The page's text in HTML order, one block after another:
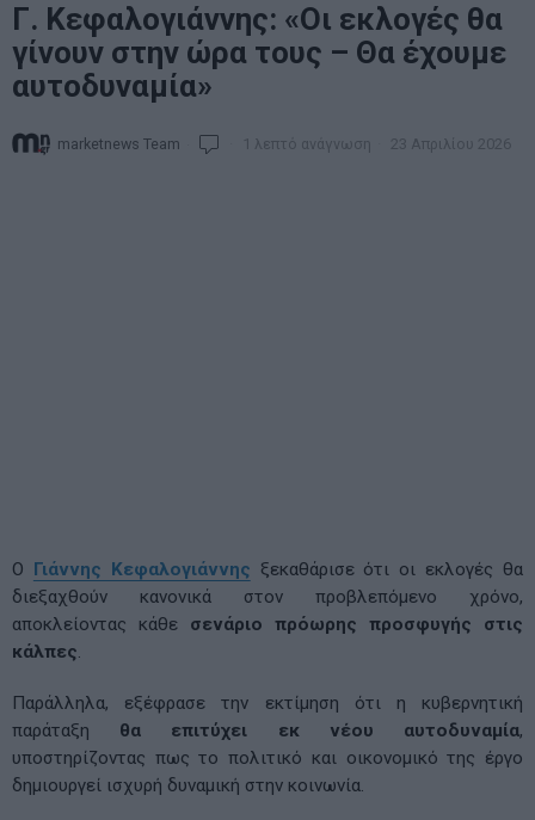
Γ. Κεφαλογιάννης: «Οι εκλογές θα
γίνουν στην ώρα τους – Θα έχουμε
αυτοδυναμία»
marketnews Team 1 λεπτό ανάγνωση 23 Απριλίου 2026
Ο Γιάννης Κεφαλογιάννης ξεκαθάρισε ότι οι εκλογές θα
διεξαχθούν κανονικά στον προβλεπόμενο χρόνο,
αποκλείοντας κάθε σενάριο πρόωρης προσφυγής στις
κάλπες.
Παράλληλα, εξέφρασε την εκτίμηση ότι η κυβερνητική
παράταξη θα επιτύχει εκ νέου αυτοδυναμία,
υποστηρίζοντας πως το πολιτικό και οικονομικό της έργο
δημιουργεί ισχυρή δυναμική στην κοινωνία.